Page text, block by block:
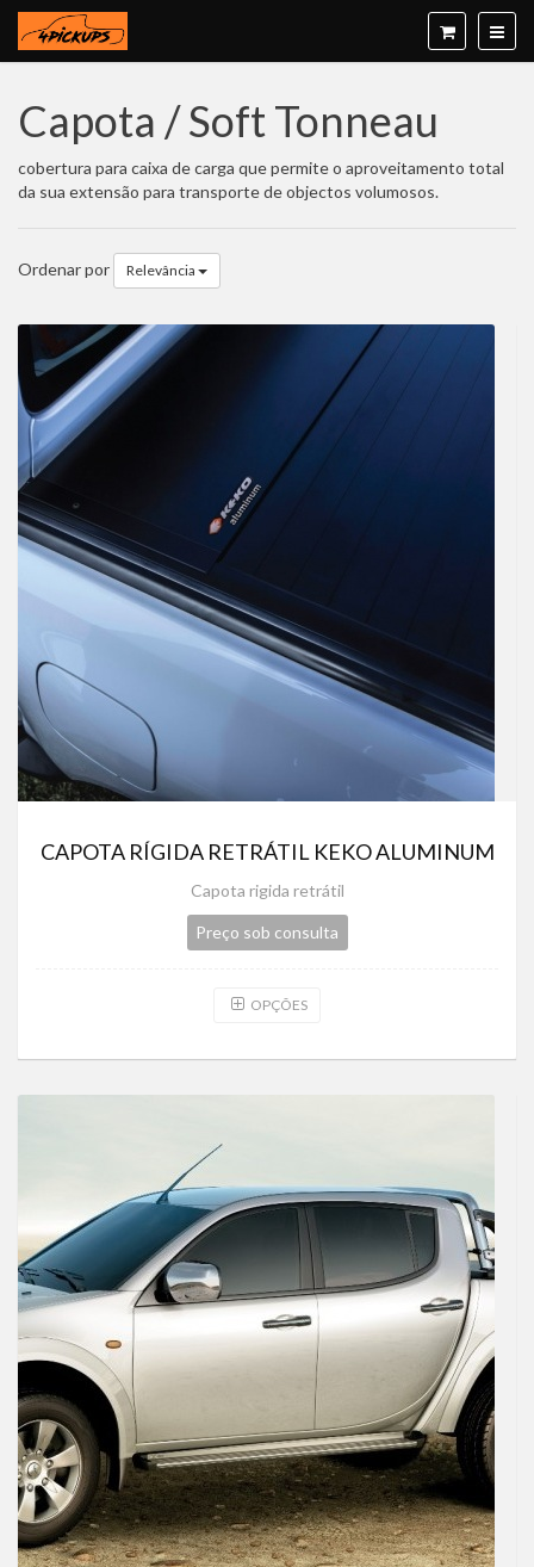
Capota / Soft Tonneau
cobertura para caixa de carga que permite o aproveitamento total
da sua extensão para transporte de objectos volumosos.
Ordenar por Relevância
CAPOTA RÍGIDA RETRÁTIL KEKO ALUMINUM
Capota rigida retrátil
Preço sob consulta
OPÇÕES